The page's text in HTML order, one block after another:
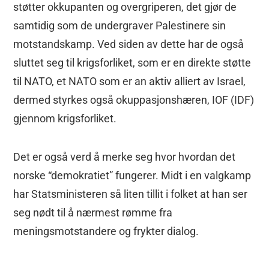
støtter okkupanten og overgriperen, det gjør de
samtidig som de undergraver Palestinere sin
motstandskamp. Ved siden av dette har de også
sluttet seg til krigsforliket, som er en direkte støtte
til NATO, et NATO som er an aktiv alliert av Israel,
dermed styrkes også okuppasjonshæren, IOF (IDF)
gjennom krigsforliket.
Det er også verd å merke seg hvor hvordan det
norske “demokratiet” fungerer. Midt i en valgkamp
har Statsministeren så liten tillit i folket at han ser
seg nødt til å nærmest rømme fra
meningsmotstandere og frykter dialog.